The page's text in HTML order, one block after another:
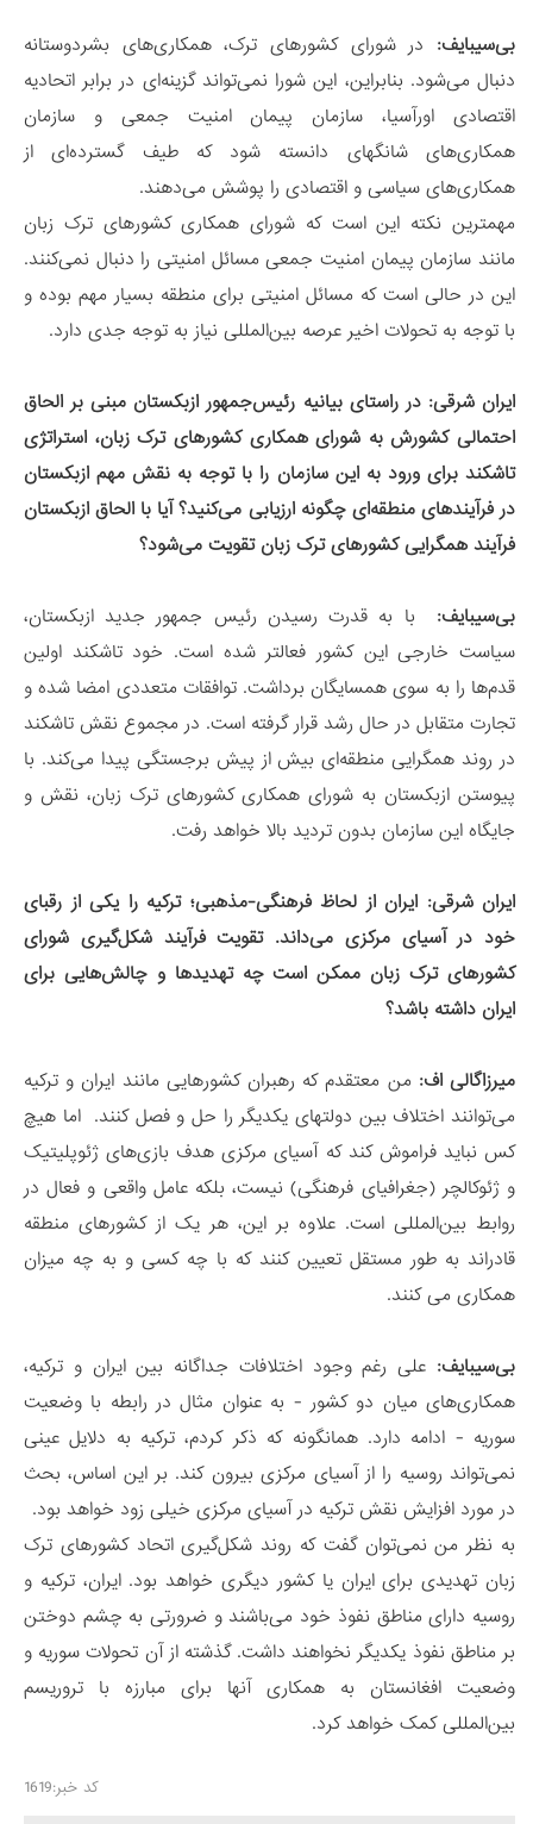
بی‌سیبایف: در شورای کشورهای ترک، همکاری‌های بشردوستانه
دنبال می‌شود. بنابراین، این شورا نمی‌تواند گزینه‌ای در برابر اتحادیه
اقتصادی اورآسیا، سازمان پیمان امنیت جمعی و سازمان
همکاری‌های شانگهای دانسته شود که طیف گسترده‌ای از
همکاری‌های سیاسی و اقتصادی را پوشش می‌دهند.
مهمترین نکته این است که شورای همکاری کشورهای ترک زبان
مانند سازمان پیمان امنیت جمعی مسائل امنیتی را دنبال نمی‌کنند.
این در حالی است که مسائل امنیتی برای منطقه بسیار مهم بوده و
با توجه به تحولات اخیر عرصه بین‌المللی نیاز به توجه جدی دارد.
ایران شرقی:در راستای بیانیه رئیس‌جمهور ازبکستان مبنی بر الحاق
احتمالی کشورش به شورای همکاری کشورهای ترک زبان، استراتژی
تاشکند برای ورود به این سازمان را با توجه به نقش مهم ازبکستان
در فرآیندهای منطقه‌ای چگونه ارزیابی می‌کنید؟ آیا با الحاق ازبکستان
فرآیند همگرایی کشورهای ترک زبان تقویت می‌شود؟
بی‌سیبایف: با به قدرت رسیدن رئیس جمهور جدید ازبکستان،
سیاست خارجی این کشور فعالتر شده است. خود تاشکند اولین
قدم‌ها را به سوی همسایگان برداشت. توافقات متعددی امضا شده و
تجارت متقابل در حال رشد قرار گرفته است. در مجموع نقش تاشکند
در روند همگرایی منطقه‌ای بیش از پیش برجستگی پیدا می‌کند. با
پیوستن ازبکستان به شورای همکاری کشورهای ترک زبان، نقش و
جایگاه این سازمان بدون تردید بالا خواهد رفت.
ایران شرقی: ایران از لحاظ فرهنگی-مذهبی؛ ترکیه را یکی از رقبای
خود در آسیای مرکزی می‌داند. تقویت فرآیند شکل‌گیری شورای
کشورهای ترک زبان ممکن است چه تهدیدها و چالش‌هایی برای
ایران داشته باشد؟
میرزاگالی اف: من معتقدم که رهبران کشورهایی مانند ایران و ترکیه
می‌توانند اختلاف بین دولتهای یکدیگر را حل و فصل کنند. اما هیچ
کس نباید فراموش کند که آسیای مرکزی هدف بازی‌های ژئوپلیتیک
و ژئوکالچر (جغرافیای فرهنگی) نیست، بلکه عامل واقعی و فعال در
روابط بین‌المللی است. علاوه بر این، هر یک از کشورهای منطقه
قادراند به طور مستقل تعیین کنند که با چه کسی و به چه میزان
همکاری می کنند.
بی‌سیبایف: علی رغم وجود اختلافات جداگانه بین ایران و ترکیه،
همکاری‌های میان دو کشور - به عنوان مثال در رابطه با وضعیت
سوریه - ادامه دارد. همانگونه که ذکر کردم، ترکیه به دلایل عینی
نمی‌تواند روسیه را از آسیای مرکزی بیرون کند. بر این اساس، بحث
در مورد افزایش نقش ترکیه در آسیای مرکزی خیلی زود خواهد بود.
به نظر من نمی‌توان گفت که روند شکل‌گیری اتحاد کشورهای ترک
زبان تهدیدی برای ایران یا کشور دیگری خواهد بود. ایران، ترکیه و
روسیه دارای مناطق نفوذ خود می‌باشند و ضرورتی به چشم دوختن
بر مناطق نفوذ یکدیگر نخواهند داشت. گذشته از آن تحولات سوریه و
وضعیت افغانستان به همکاری آنها برای مبارزه با تروریسم
بین‌المللی کمک خواهد کرد.
کد خبر:1619